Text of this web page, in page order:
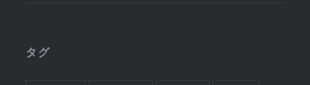
タグ